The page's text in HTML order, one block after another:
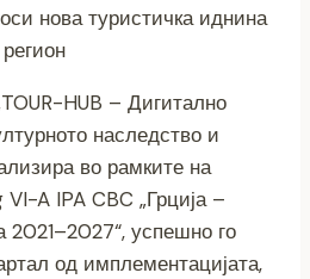
нова туристичка иднина
HUB – Дигитално
наследство и
во рамките на
A IPA CBC „Грција –
2021–2027“, успешно го
од имплементацијата,